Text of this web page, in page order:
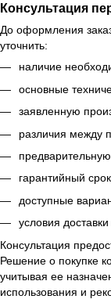
Консультация
До оформления
уточнить:
наличие
основные
заявленную
различия между
гарантийный
доступные
условия
Консультация
Решение о покупке
учитывая ее
использования и